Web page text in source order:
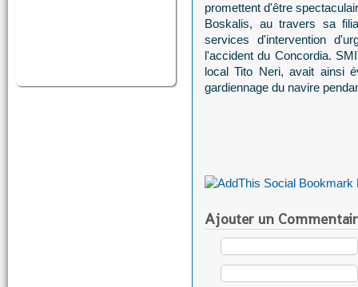
promettent d'être
Boskalis, au travers sa
services d'intervention
l'accident du Concordia.
local Tito Neri, avait ainsi
gardiennage du navire
Ajouter un